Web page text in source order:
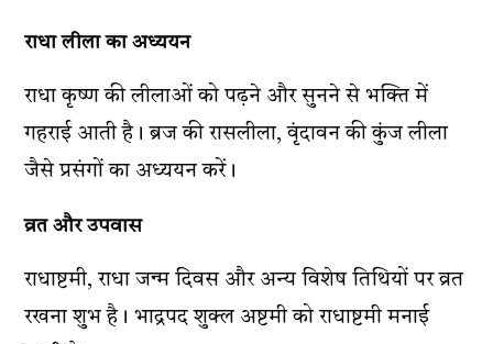
राधा लीला का अध्ययन
राधा कृष्ण की लीलाओं को पढ़ने और सुनने से भक्ति में
गहराई आती है। ब्रज की रासलीला, वृंदावन की कुंज लीला
जैसे प्रसंगों का अध्ययन करें।
व्रत और उपवास
राधाष्टमी, राधा जन्म दिवस और अन्य विशेष तिथियों पर व्रत
रखना शुभ है। भाद्रपद शुक्ल अष्टमी को राधाष्टमी मनाई